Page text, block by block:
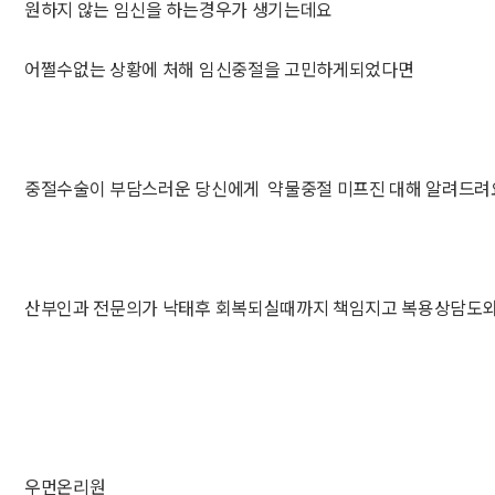
원하지 않는 임신을 하는경우가 생기는데요
어쩔수없는 상황에 처해 임신중절을 고민하게되었다면
중절수술이 부담스러운 당신에게 약물중절 미프진 대해 알려드려
산부인과 전문의가 낙태후 회복되실때까지 책임지고 복용상담도
우먼온리원